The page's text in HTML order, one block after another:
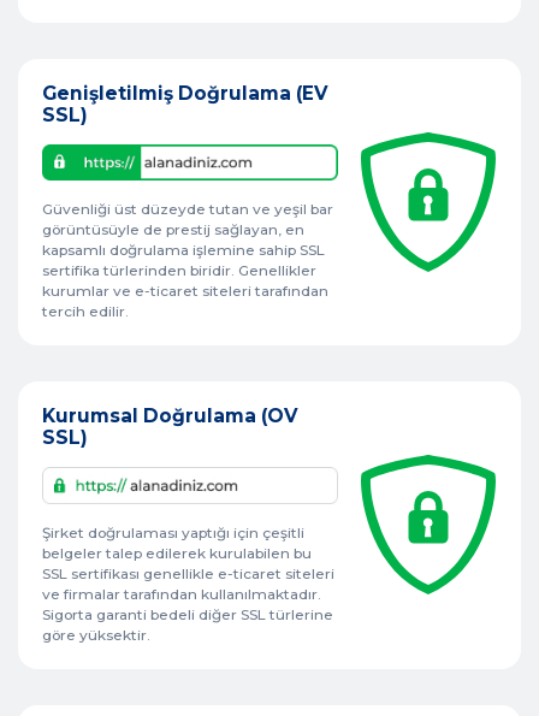
Genişletilmiş Doğrulama (EV
SSL)
Güvenliği üst düzeyde tutan ve yeşil bar
görüntüsüyle de prestij sağlayan, en
kapsamlı doğrulama işlemine sahip SSL
sertifika türlerinden biridir. Genellikler
kurumlar ve e-ticaret siteleri tarafından
tercih edilir.
Kurumsal Doğrulama (OV
SSL)
Şirket doğrulaması yaptığı için çeşitli
belgeler talep edilerek kurulabilen bu
SSL sertifikası genellikle e-ticaret siteleri
ve firmalar tarafından kullanılmaktadır.
Sigorta garanti bedeli diğer SSL türlerine
göre yüksektir.